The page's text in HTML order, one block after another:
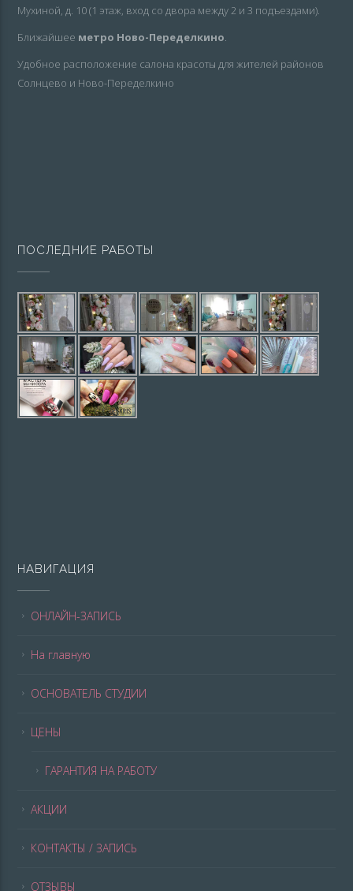
Мухиной, д. 10 (1 этаж, вход со двора между 2 и 3 подъездами).
Ближайшее метро Ново-Переделкино.
Удобное расположение салона красоты для жителей районов
Солнцево и Ново-Переделкино
ПОСЛЕДНИЕ РАБОТЫ
НАВИГАЦИЯ
ОНЛАЙН-ЗАПИСЬ
На главную
ОСНОВАТЕЛЬ СТУДИИ
ЦЕНЫ
ГАРАНТИЯ НА РАБОТУ
АКЦИИ
КОНТАКТЫ / ЗАПИСЬ
ОТЗЫВЫ